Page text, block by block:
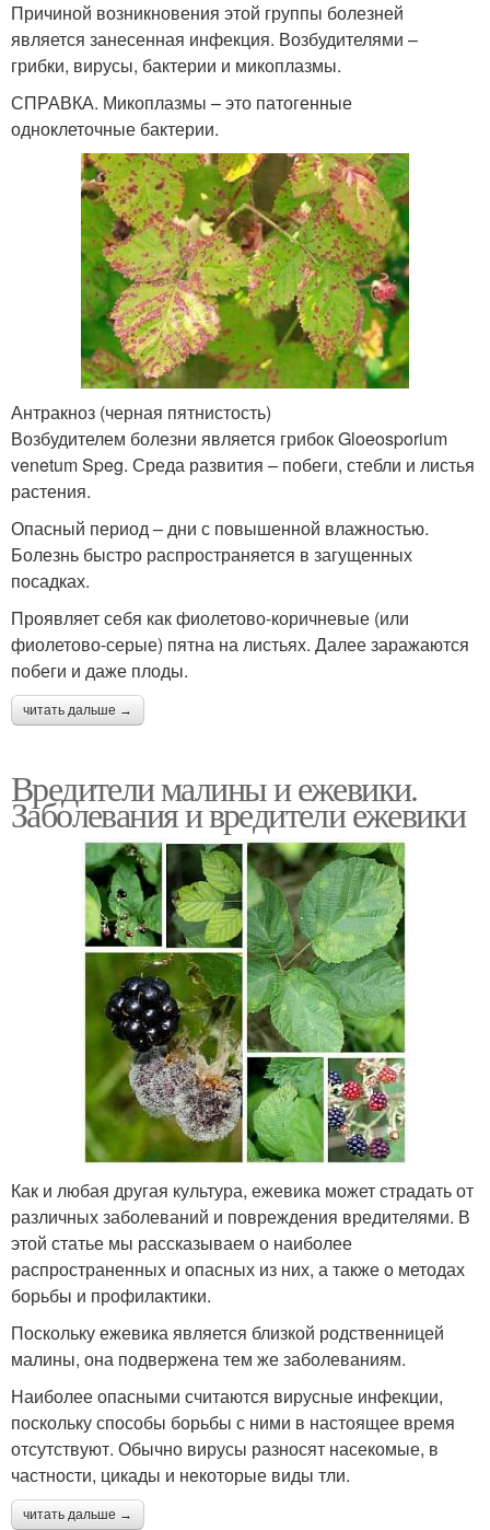
Причиной возникновения этой группы болезней
является занесенная инфекция. Возбудителями –
грибки, вирусы, бактерии и микоплазмы.
СПРАВКА. Микоплазмы – это патогенные
одноклеточные бактерии.
Антракноз (черная пятнистость)
Возбудителем болезни является грибок Gloeosporium
venetum Speg. Среда развития – побеги, стебли и листья
растения.
Опасный период – дни с повышенной влажностью.
Болезнь быстро распространяется в загущенных
посадках.
Проявляет себя как фиолетово-коричневые (или
фиолетово-серые) пятна на листьях. Далее заражаются
побеги и даже плоды.
читать дальше →
Вредители малины и ежевики.
Заболевания и вредители ежевики
Как и любая другая культура, ежевика может страдать от
различных заболеваний и повреждения вредителями. В
этой статье мы рассказываем о наиболее
распространенных и опасных из них, а также о методах
борьбы и профилактики.
Поскольку ежевика является близкой родственницей
малины, она подвержена тем же заболеваниям.
Наиболее опасными считаются вирусные инфекции,
поскольку способы борьбы с ними в настоящее время
отсутствуют. Обычно вирусы разносят насекомые, в
частности, цикады и некоторые виды тли.
читать дальше →